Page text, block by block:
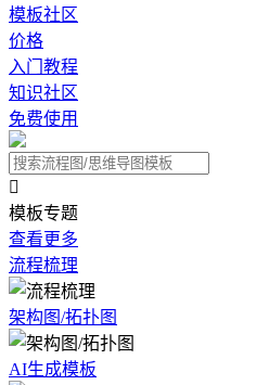
模板社区
价格
入门教程
知识社区
免费使用

模板专题
查看更多
流程梳理
架构图/拓扑图
AI生成模板